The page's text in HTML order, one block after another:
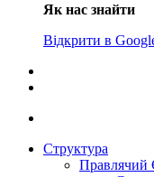
Як нас знайти
Відкрити в
Структура
Правлячий